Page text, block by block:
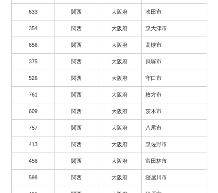
633 関西 大阪府 吹田市
354 関西 大阪府 泉大津市
656 関西 大阪府 高槻市
375 関西 大阪府 貝塚市
526 関西 大阪府 守口市
761 関西 大阪府 枚方市
609 関西 大阪府 茨木市
757 関西 大阪府 八尾市
413 関西 大阪府 泉佐野市
456 関西 大阪府 富田林市
598 関西 大阪府 寝屋川市